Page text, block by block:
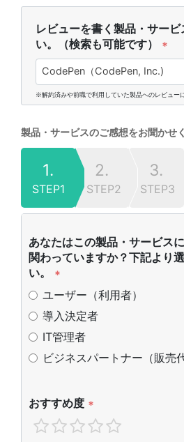
レビューを書く製品・サー
い。（検索も可能です）
*
CodePen（CodePen, Inc.)
※解約済みや前職で利用していた製品へのレビュー
製品・サービスのご感想をお聞かせ
1.
STEP1
2.
STEP2
3.
STEP3
あなたはこの製品・サービス
関わっていますか？下記より
い。
*
ユーザー（利用者）
導入決定者
IT管理者
ビジネスパートナー（販売
おすすめ度 *